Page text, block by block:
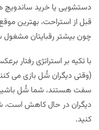
دستشویی یا خرید ساندویچ
قبل از استراحت، بهترین
چون بیشتر رقبایتان
با تکیه بر استراتژی رفتار
(وقتی دیگران شُل بازی می
سفت هستند، شما شُل باشید)،
دیگران در حال کاهش است،
کنید.